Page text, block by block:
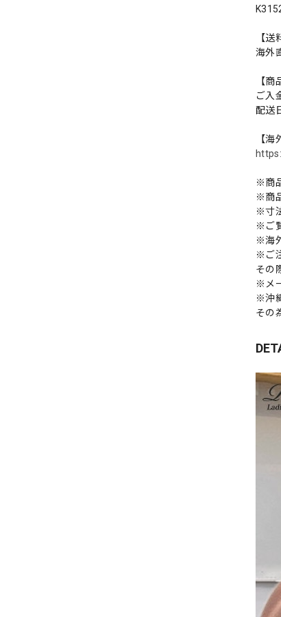
【送
海外
【商
ご入
配送
【
※商
※商
※寸
※ご
※海
※ご
その
※メ
※沖
その